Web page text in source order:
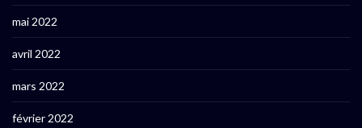
mai 2022
avril 2022
mars 2022
février 2022